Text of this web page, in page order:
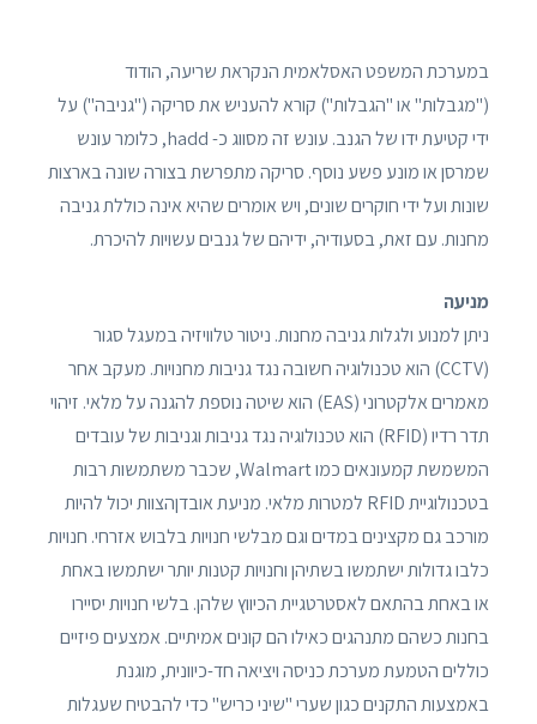
במערכת המשפט האסלאמית הנקראת שריעה, הודוד
("מגבלות" או "הגבלות") קורא להעניש את סריקה ("גניבה") על
ידי קטיעת ידו של הגנב. עונש זה מסווג כ- hadd, כלומר עונש
שמרסן או מונע פשע נוסף. סריקה מתפרשת בצורה שונה בארצות
שונות ועל ידי חוקרים שונים, ויש אומרים שהיא אינה כוללת גניבה
מחנות. עם זאת, בסעודיה, ידיהם של גנבים עשויות להיכרת.
מניעה
ניתן למנוע ולגלות גניבה מחנות. ניטור טלוויזיה במעגל סגור
(CCTV) הוא טכנולוגיה חשובה נגד גניבות מחנויות. מעקב אחר
מאמרים אלקטרוני (EAS) הוא שיטה נוספת להגנה על מלאי. זיהוי
תדר רדיו (RFID) הוא טכנולוגיה נגד גניבות וגניבות של עובדים
המשמשת קמעונאים כמו Walmart, שכבר משתמשות רבות
בטכנולוגיית RFID למטרות מלאי. מניעת אובדןהצוות יכול להיות
מורכב גם מקצינים במדים וגם מבלשי חנויות בלבוש אזרחי. חנויות
כלבו גדולות ישתמשו בשתיהן וחנויות קטנות יותר ישתמשו באחת
או באחת בהתאם לאסטרטגיית הכיווץ שלהן. בלשי חנויות יסיירו
בחנות כשהם מתנהגים כאילו הם קונים אמיתיים. אמצעים פיזיים
כוללים הטמעת מערכת כניסה ויציאה חד-כיוונית, מוגנת
באמצעות התקנים כגון שערי "שיני כריש" כדי להבטיח שעגלות